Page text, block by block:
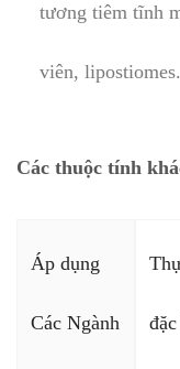
tương tiêm tĩnh
viên, lipostiomes.
Các thuộc tính
Áp dụng
Các Ngành